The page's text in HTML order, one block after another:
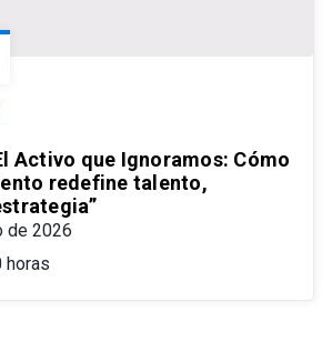
Activo que Ignoramos: Cómo
redefine talento,
de 2026
horas